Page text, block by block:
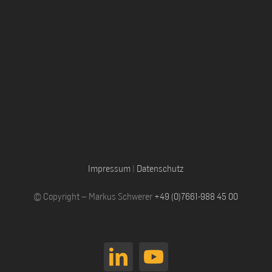
Impressum | Datenschutz
© Copyright – Markus Schwerer +49 (0)7661-988 45 00
LinkedInYouTube